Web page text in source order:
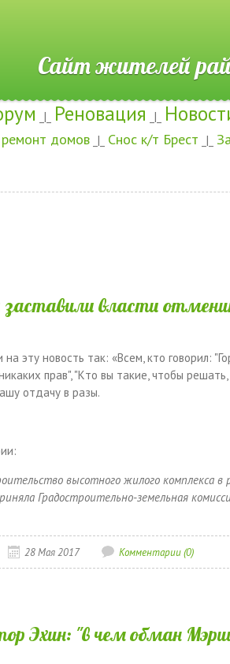
жителей
_|_ Реновация _|_
домов _|_ Снос к/т Брест _|_
власти
эту новость так: «Всем, кто говорил:
прав", "Кто вы такие, чтобы
отдачу в разы.
высотного жилого комплекса в
Градостроительно-земельная
28 Мая 2017 Комментарии (0)
Эхин: "в чем обман